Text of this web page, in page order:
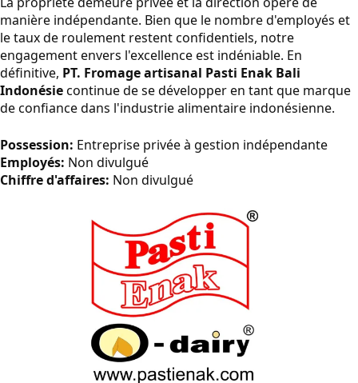
manière indépendante. Bien que le nombre d'employés et
le taux de roulement restent confidentiels, notre
engagement envers l'excellence est indéniable. En
définitive, PT. Fromage artisanal Pasti Enak Bali
Indonésiecontinue de se développer en tant que marque
de confiance dans l'industrie alimentaire indonésienne.
Possession: Entreprise privée à gestion indépendante
Employés: Non divulgué
Chiffre d'affaires: Non divulgué